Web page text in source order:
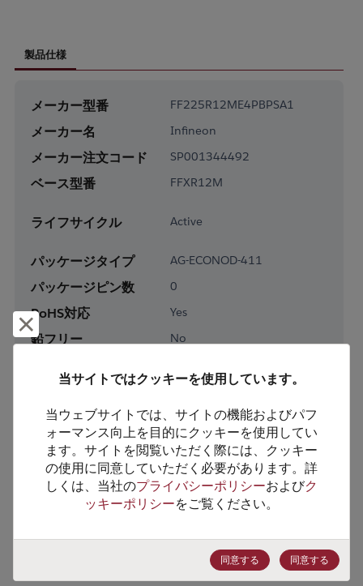
製品仕様
メーカー型番 FF225R12ME4PBPSA1
メーカー名 Infineon
メーカー注文コード SP001344492
ベース型番 FFXR12M
ライフサイクル Active
パッケージタイプ AG-ECONOD-411
パッケージピン数 0
RoHS対応 Yes
鉛フリー No
6
製品カテゴリー Discretes
製品サブカテゴリー Transistor
製品グループ IGBT Module
却下して閉じる
当サイトではクッキーを使用しています。
当ウェブサイトでは、サイトの機能およびパフ
ォーマンス向上を目的にクッキーを使用してい
ます。サイトを閲覧いただく際には、クッキー
の使用に同意していただく必要があります。詳
しくは、当社のプライバシーポリシーおよびク
ッキーポリシーをご覧ください。
同意する 同意する